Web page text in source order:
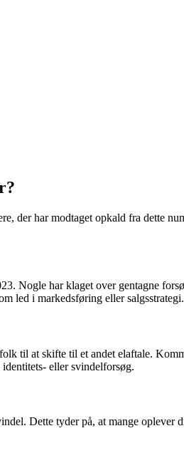
der har modtaget opkald fra dette
Nogle har klaget over gentagne
led i markedsføring eller salgsstrategi.
til at skifte til et andet elaftale.
eller svindelforsøg.
Dette tyder på, at mange